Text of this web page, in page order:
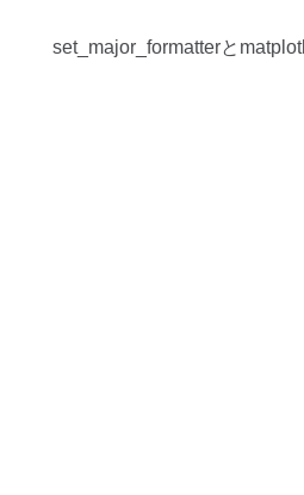
set_major_formatterと